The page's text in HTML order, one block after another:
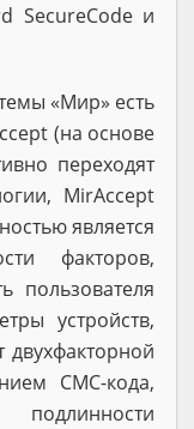
SecureCode и
«Мир» есть
(на основе
переходят
MirAccept
является
факторов,
пользователя
устройств,
СМС-кода,